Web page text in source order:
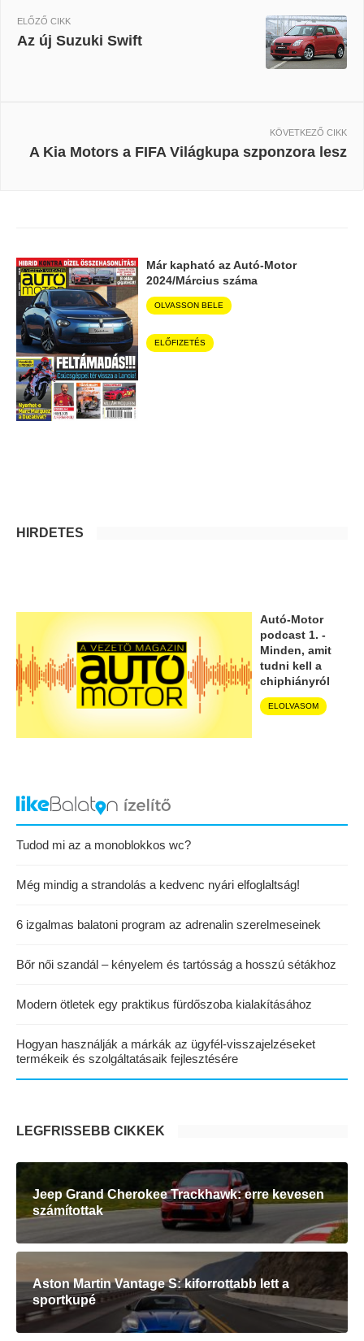
ELŐZŐ CIKK
Az új Suzuki Swift
KÖVETKEZŐ CIKK
A Kia Motors a FIFA Világkupa szponzora lesz
Már kapható az Autó-Motor
2024/Március száma
OLVASSON BELE
ELŐFIZETÉS
HIRDETÉS
Autó-Motor
podcast 1. -
Minden, amit
tudni kell a
chiphiányról
ELOLVASOM
Tudod mi az a monoblokkos wc?
Még mindig a strandolás a kedvenc nyári elfoglaltság!
6 izgalmas balatoni program az adrenalin szerelmeseinek
Bőr női szandál – kényelem és tartósság a hosszú sétákhoz
Modern ötletek egy praktikus fürdőszoba kialakításához
Hogyan használják a márkák az ügyfél-visszajelzéseket
termékeik és szolgáltatásaik fejlesztésére
LEGFRISSEBB CIKKEK
Jeep Grand Cherokee Trackhawk: erre kevesen
számítottak
Aston Martin Vantage S: kiforrottabb lett a
sportkupé